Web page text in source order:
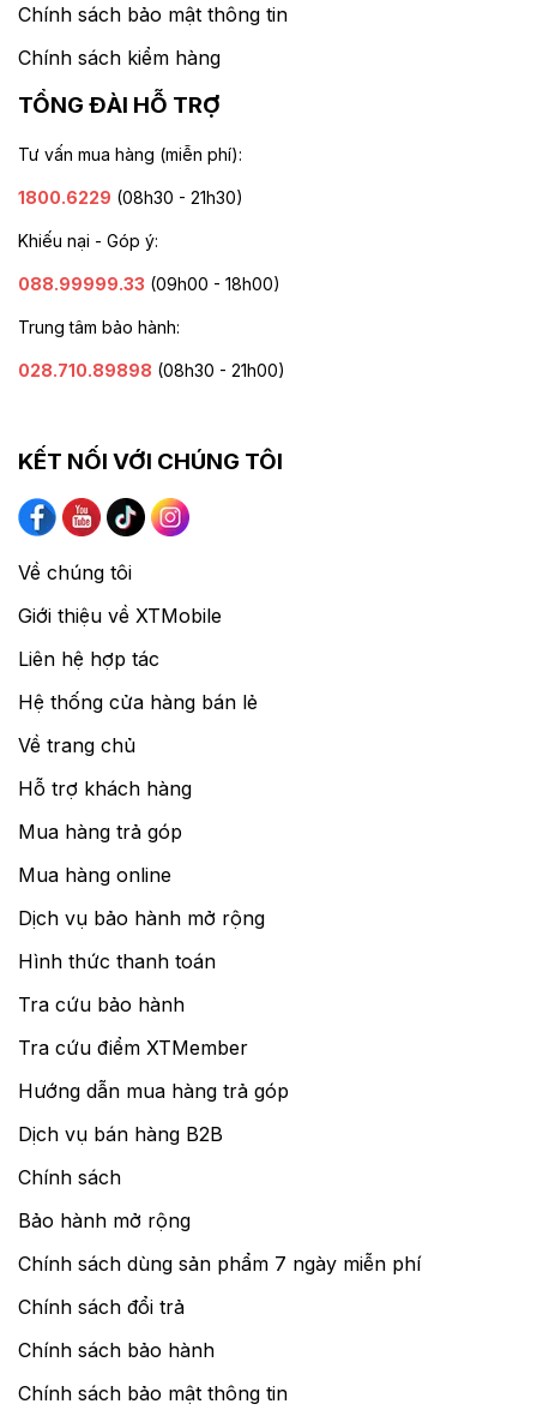
Chính sách bảo mật thông tin
Chính sách kiểm hàng
TỔNG ĐÀI HỖ TRỢ
Tư vấn mua hàng (miễn phí):
1800.6229 (08h30 - 21h30)
Khiếu nại - Góp ý:
088.99999.33 (09h00 - 18h00)
Trung tâm bảo hành:
028.710.89898 (08h30 - 21h00)
KẾT NỐI VỚI CHÚNG TÔI
Về chúng tôi
Giới thiệu về XTMobile
Liên hệ hợp tác
Hệ thống cửa hàng bán lẻ
Về trang chủ
Hỗ trợ khách hàng
Mua hàng trả góp
Mua hàng online
Dịch vụ bảo hành mở rộng
Hình thức thanh toán
Tra cứu bảo hành
Tra cứu điểm XTMember
Hướng dẫn mua hàng trả góp
Dịch vụ bán hàng B2B
Chính sách
Bảo hành mở rộng
Chính sách dùng sản phẩm 7 ngày miễn phí
Chính sách đổi trả
Chính sách bảo hành
Chính sách bảo mật thông tin